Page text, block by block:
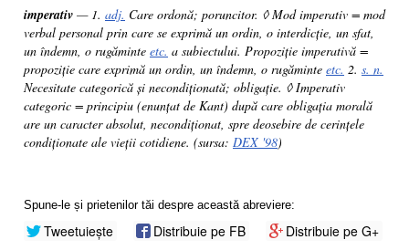
imperativ — 1. adj. Care ordonă; poruncitor. ◊ Mod imperativ = mod
verbal personal prin care se exprimă un ordin, o interdicție, un sfat,
un îndemn, o rugăminte etc. a subiectului. Propoziție imperativă =
propoziție care exprimă un ordin, un îndemn, o rugăminte etc. 2. s. n.
Necesitate categorică și necondiționată; obligație. ◊ Imperativ
categoric = principiu (enunțat de Kant) după care obligația morală
are un caracter absolut, necondiționat, spre deosebire de cerințele
condiționate ale vieții cotidiene. (sursa: DEX '98)
Spune-le și prietenilor tăi despre această abreviere:
Tweetuiește Distribuie pe FB Distribuie pe G+